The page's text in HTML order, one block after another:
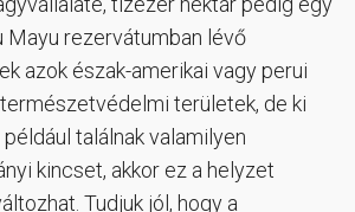
Mayu rezervátumban lévő
azok észak-amerikai vagy perui
területek, de ki
találnak valamilyen
kincset, akkor ez a helyzet
Tudjuk jól, hogy a